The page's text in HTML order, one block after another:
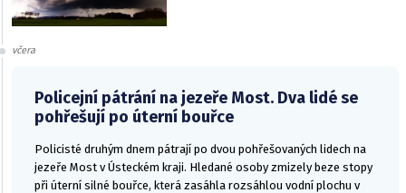
včera
Policejní pátrání na jezeře Most. Dva lidé se
pohřešují po úterní bouřce
Policisté druhým dnem pátrají po dvou pohřešovaných lidech na
jezeře Most v Ústeckém kraji. Hledané osoby zmizely beze stopy
při úterní silné bouřce, která zasáhla rozsáhlou vodní plochu v